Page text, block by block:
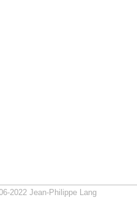
2022 Jean-Philippe Lang